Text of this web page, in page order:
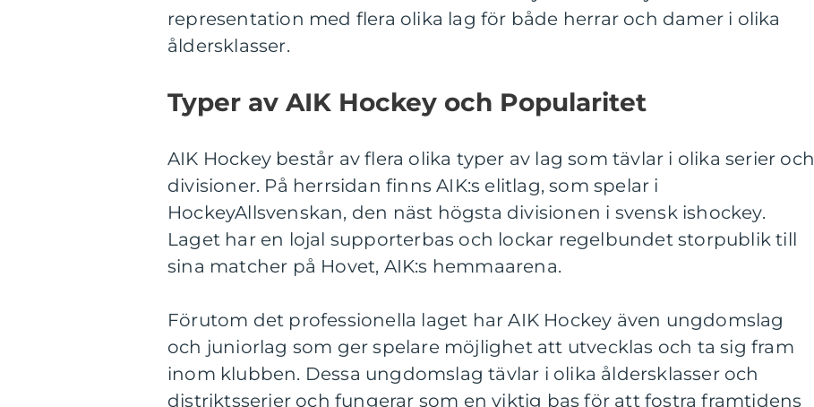
representation med flera olika lag för både herrar och damer i olika
åldersklasser.
Typer av AIK Hockey och Popularitet
AIK Hockey består av flera olika typer av lag som tävlar i olika serier och
divisioner. På herrsidan finns AIK:s elitlag, som spelar i
HockeyAllsvenskan, den näst högsta divisionen i svensk ishockey.
Laget har en lojal supporterbas och lockar regelbundet storpublik till
sina matcher på Hovet, AIK:s hemmaarena.
Förutom det professionella laget har AIK Hockey även ungdomslag
och juniorlag som ger spelare möjlighet att utvecklas och ta sig fram
inom klubben. Dessa ungdomslag tävlar i olika åldersklasser och
distriktsserier och fungerar som en viktig bas för att fostra framtidens